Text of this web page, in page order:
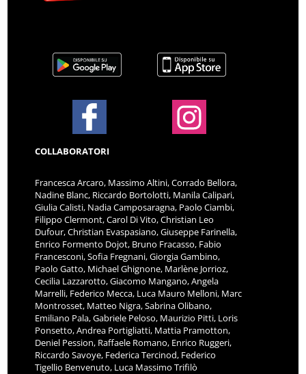
COLLABORATORI
Francesca Arcaro, Massimo Altini, Corrado Bellora,
Nadine Blanc, Riccardo Bortolotti, Manila Calipari,
Giulia Calisti, Nadia Camposaragna, Paolo Ciambi,
Filippo Clermont, Carol Di Vito, Christian Leo
Dufour, Christian Evaspasiano, Giuseppe Farinella,
Enrico Formento Dojot, Bruno Fracasso, Fabio
Francesconi, Sofia Fregnani, Giorgia Gambino,
Paolo Gatto, Michael Ghignone, Marlène Jorrioz,
Cecilia Lazzarotto, Giacomo Mangano, Angela
Marrelli, Federico Mecca, Luca Mauro Melloni, Marc
Montrosset, Matteo Nigra, Sabrina Olibano,
Emiliano Pala, Gabriele Peloso, Maurizio Pitti, Loris
Ponsetto, Andrea Portigliatti, Mattia Pramotton,
Deniel Pession, Raffaele Romano, Enrico Ruggeri,
Riccardo Savoye, Federica Tercinod, Federico
Tigellio Benvenuto, Luca Massimo Trifilò